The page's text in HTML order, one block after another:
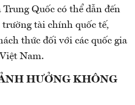
Quốc có thể dẫn đến
tài chính quốc tế,
thức đối với các quốc gia
Nam.
HƯỞNG KHÔNG